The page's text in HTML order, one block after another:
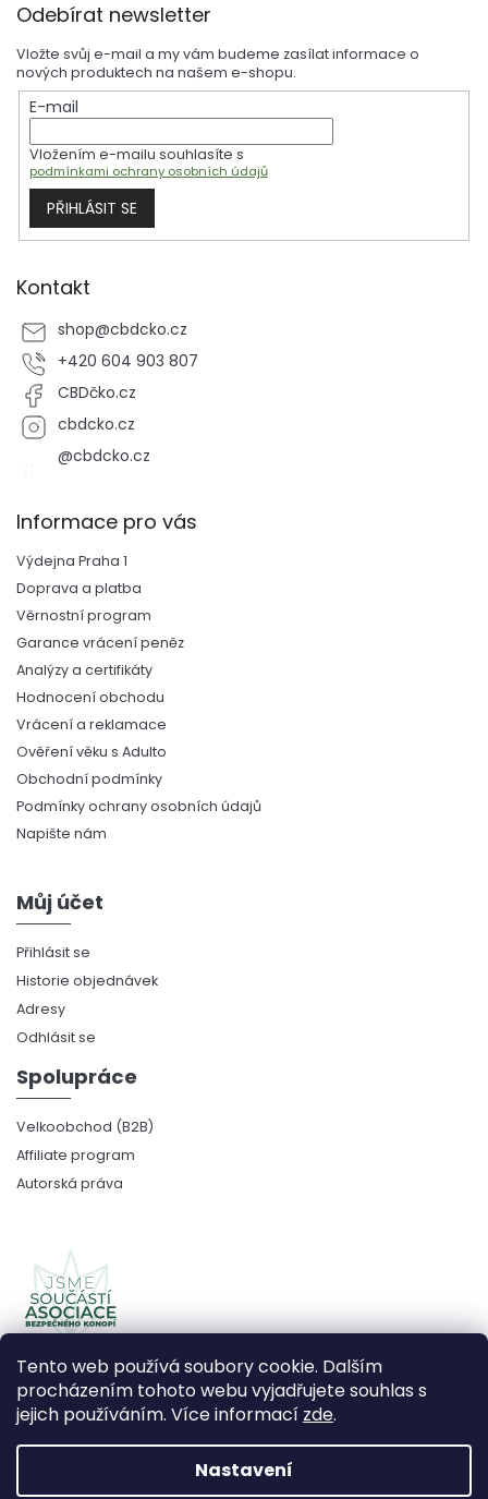
Tento web používá soubory cookie. Dalším
procházením tohoto webu vyjadřujete souhlas s
jejich používáním. Více informací zde.
Nastavení
Odebírat newsletter
Vložte svůj e-mail a my vám budeme zasílat informace o
nových produktech na našem e-shopu.
E-mail
Vložením e-mailu souhlasíte s
podmínkami ochrany osobních údajů
PŘIHLÁSIT SE
Kontakt
shop@cbdcko.cz
+420 604 903 807
CBDčko.cz
cbdcko.cz
@cbdcko.cz
Informace pro vás
Výdejna Praha 1
Doprava a platba
Věrnostní program
Garance vrácení peněz
Analýzy a certifikáty
Hodnocení obchodu
Vrácení a reklamace
Ověření věku s Adulto
Obchodní podmínky
Podmínky ochrany osobních údajů
Napište nám
Můj účet
Přihlásit se
Historie objednávek
Adresy
Odhlásit se
Spolupráce
Velkoobchod (B2B)
Affiliate program
Autorská práva